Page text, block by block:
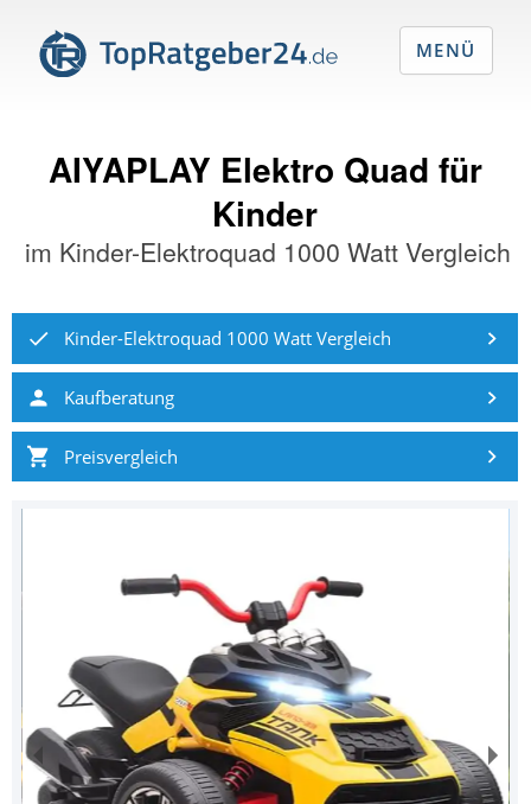
AIYAPLAY Elektro Quad für
Kinder
im Kinder-Elektroquad 1000 Watt Vergleich
Kinder-Elektroquad 1000 Watt Vergleich
Kaufberatung
Preisvergleich
MENÜ